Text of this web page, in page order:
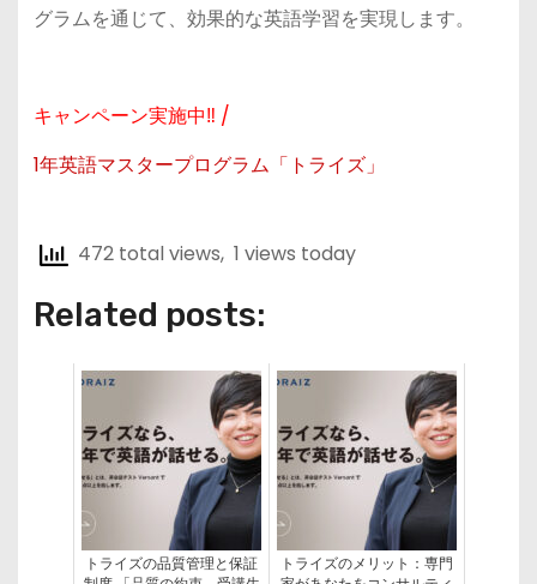
グラムを通じて、効果的な英語学習を実現します。
キャンペーン実施中‼ /
1年英語マスタープログラム「トライズ」
472 total views, 1 views today
Related posts:
トライズの品質管理と保証
トライズのメリット：専門